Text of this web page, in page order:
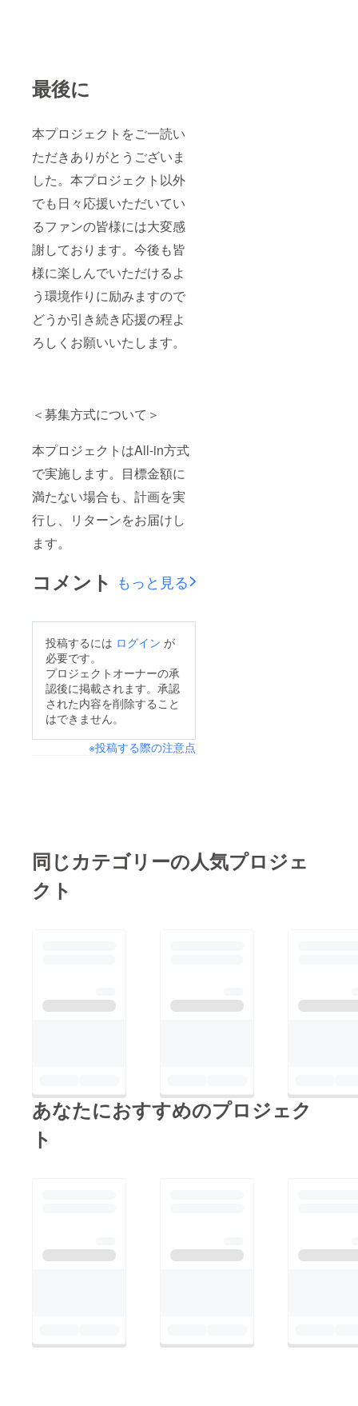
最後に
本プロジェクトをご一読い
ただきありがとうございま
した。本プロジェクト以外
でも日々応援いただいてい
るファンの皆様には大変感
謝しております。今後も皆
様に楽しんでいただけるよ
う環境作りに励みますので
どうか引き続き応援の程よ
ろしくお願いいたします。
＜募集方式について＞
本プロジェクトはAll-in方式
で実施します。目標金額に
満たない場合も、計画を実
行し、リターンをお届けし
ます。
コメント もっと見る
投稿するには ログイン が
必要です。
プロジェクトオーナーの承
認後に掲載されます。承認
された内容を削除すること
はできません。
※投稿する際の注意点
同じカテゴリーの人気プロジェ
クト
あなたにおすすめのプロジェク
ト